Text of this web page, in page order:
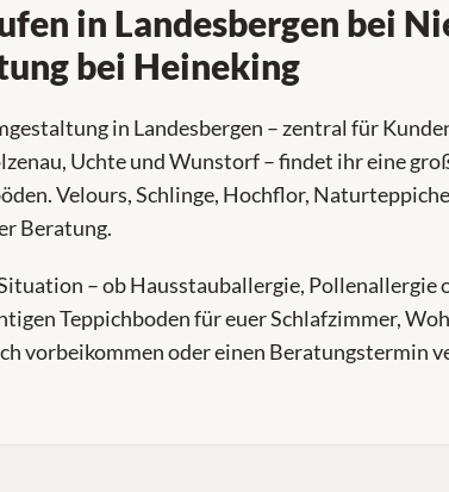
in Landesbergen bei
bei Heineking
in Landesbergen – zentral für
Uchte und Wunstorf – findet ihr eine
Velours, Schlinge, Hochflor,
Beratung.
– ob Hausstauballergie, Pollenallergie
Teppichboden für euer Schlafzimmer,
vorbeikommen oder einen Beratungstermin